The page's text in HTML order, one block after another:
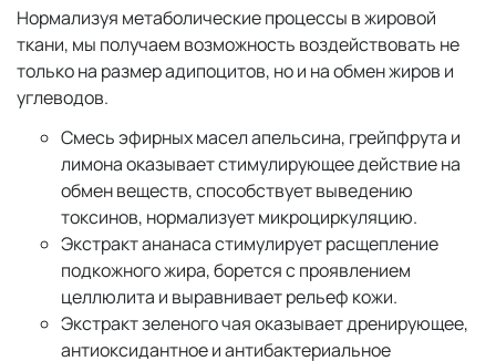
Нормализуя метаболические процессы в жировой
ткани, мы получаем возможность воздействовать не
только на размер адипоцитов, но и на обмен жиров и
углеводов.
Смесь эфирных масел апельсина, грейпфрута и
лимона оказывает стимулирующее действие на
обмен веществ, способствует выведению
токсинов, нормализует микроциркуляцию.
Экстракт ананаса стимулирует расщепление
подкожного жира, борется с проявлением
целлюлита и выравнивает рельеф кожи.
Экстракт зеленого чая оказывает дренирующее,
антиоксидантное и антибактериальное